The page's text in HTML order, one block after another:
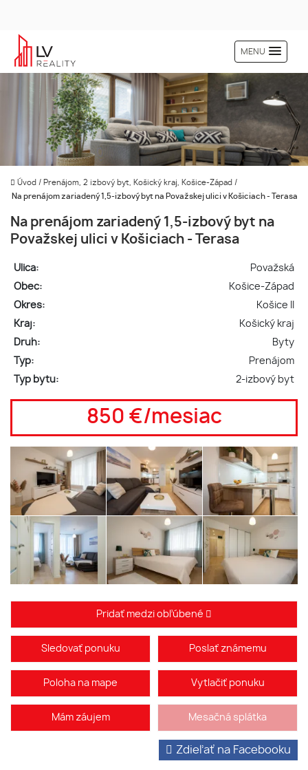
MENU
Úvod / Prenájom, 2 izbový byt, Košický kraj, Košice-Západ /
Na prenájom zariadený 1,5-izbový byt na Považskej ulici v Košiciach - Terasa
Na prenájom zariadený 1,5-izbový byt na
Považskej ulici v Košiciach - Terasa
Ulica:
Považská
Obec:
Košice-Západ
Okres:
Košice II
Kraj:
Košický kraj
Druh:
Byty
Typ:
Prenájom
Typ bytu:
2-izbový byt
850 €/mesiac
Pridať medzi obľúbené
Sledovať ponuku Poslať známemu
Poloha na mape Vytlačiť ponuku
Mám záujem Mesačná splátka
Zdieľať na Facebooku